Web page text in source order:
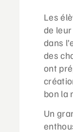
Les
de
dans
des
ont
bon la
Un